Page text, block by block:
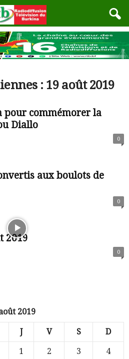
: 19 août 2019
pour commémorer la
Diallo
0
aux boulots de
0
2019
0
2019
J V S D
1 2 3
4